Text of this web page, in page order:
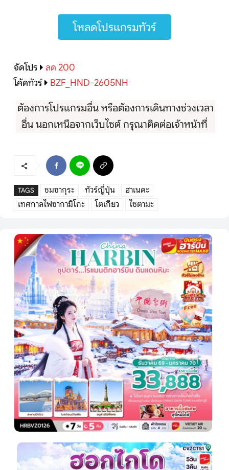
โหลดโปรแกรมทัวร์
จัดโปร
ลด 200
โค้ดทัวร์
BZF_HND-2605NH
ต้องการโปรแกรมอื่น หรือต้องการเดินทางช่วงเวลา
อื่น นอกเหนือจากเว็บไซต์ กรุณาติดต่อเจ้าหน้าที่
TAGS ชมซากุระ ทัวร์ญี่ปุ่น
ฮาเนดะ
เทศกาลไฟซากามิโกะ
โตเกียว ไซตามะ